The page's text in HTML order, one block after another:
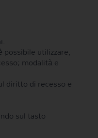
utilizzare,
modalità e
diritto di recesso e
sul tasto